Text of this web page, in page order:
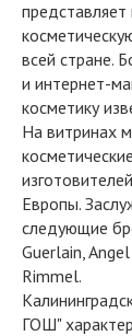
представляет
всей стране.
и интернет-
косметику
На витринах
Европы.
следующие
Guerlain,
Rimmel.
ГОШ"